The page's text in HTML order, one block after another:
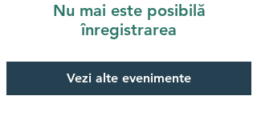
Nu mai este posibilă
înregistrarea
Vezi alte evenimente